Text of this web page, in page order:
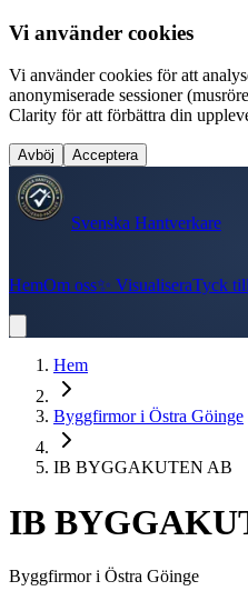
Vi använder cookies
Vi använder cookies för att
anonymiserade sessioner
Clarity för att förbättra din
Avböj Acceptera
Svenska Hantverkare
HemOm oss✨ VisualiseraTyck
Hem
Byggfirmori Östra Göinge
IB BYGGAKUTEN AB
IB
Byggfirmori Östra Göinge